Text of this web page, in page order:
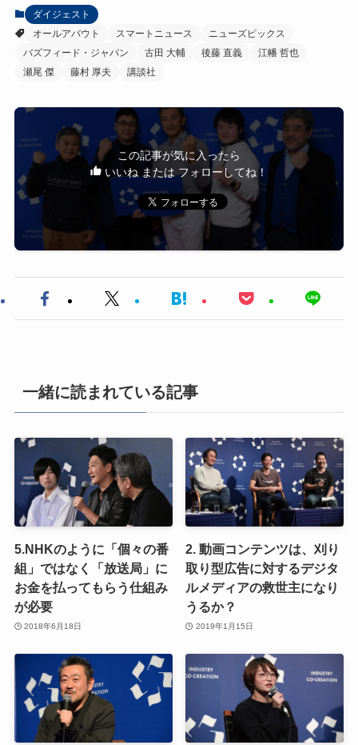
ダイジェスト
オールアバウト
スマートニュース
ニューズピックス
バズフィード・ジャパン
古田 大輔 後藤 直義
江幡 哲也
瀬尾 傑
藤村 厚夫 講談社
この記事が気に入ったら
いいね または フォローしてね！
一緒に読まれている記事
5.NHKのように「個々の番
組」ではなく「放送局」に
お金を払ってもらう仕組み
が必要
2018年6月18日
2. 動画コンテンツは、刈り
取り型広告に対するデジタ
ルメディアの救世主になり
うるか？
2019年1月15日